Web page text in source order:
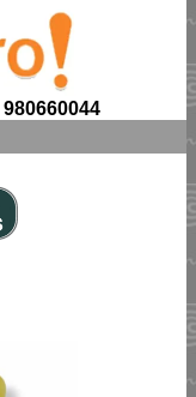
980660044